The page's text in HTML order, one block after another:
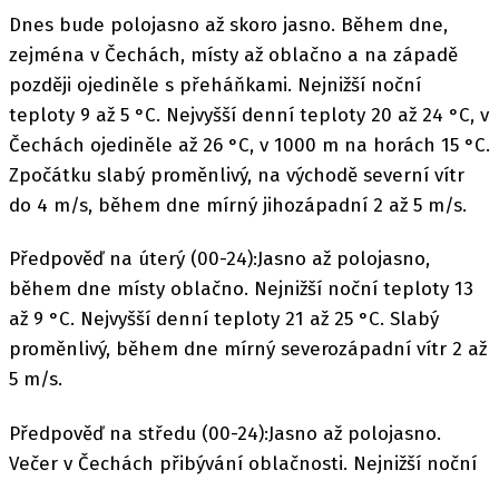
Dnes bude polojasno až skoro jasno. Během dne,
zejména v Čechách, místy až oblačno a na západě
později ojediněle s přeháňkami. Nejnižší noční
teploty 9 až 5 °C. Nejvyšší denní teploty 20 až 24 °C, v
Čechách ojediněle až 26 °C, v 1000 m na horách 15 °C.
Zpočátku slabý proměnlivý, na východě severní vítr
do 4 m/s, během dne mírný jihozápadní 2 až 5 m/s.
Předpověď na úterý (00-24):Jasno až polojasno,
během dne místy oblačno. Nejnižší noční teploty 13
až 9 °C. Nejvyšší denní teploty 21 až 25 °C. Slabý
proměnlivý, během dne mírný severozápadní vítr 2 až
5 m/s.
Předpověď na středu (00-24):Jasno až polojasno.
Večer v Čechách přibývání oblačnosti. Nejnižší noční